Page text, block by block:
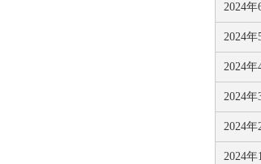
2024年
2024年
2024年
2024年
2024年
2024年